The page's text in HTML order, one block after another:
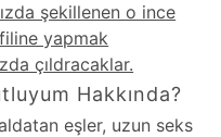
şekillenen o ince
yapmak
çıldracaklar.
Hakkında?
eşler, uzun seks